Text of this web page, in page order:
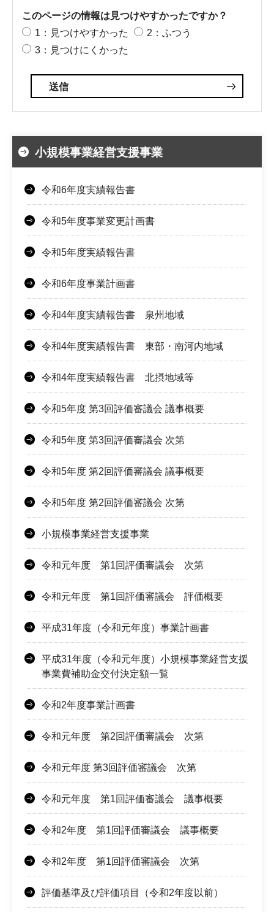
このページの情報は見つけやすかったですか？
1：見つけやすかった
2：ふつう
3：見つけにくかった
小規模事業経営支援事業
令和6年度実績報告書
令和5年度事業変更計画書
令和5年度実績報告書
令和6年度事業計画書
令和4年度実績報告書 泉州地域
令和4年度実績報告書 東部・南河内地域
令和4年度実績報告書 北摂地域等
令和5年度 第3回評価審議会 議事概要
令和5年度 第3回評価審議会 次第
令和5年度 第2回評価審議会 議事概要
令和5年度 第2回評価審議会 次第
小規模事業経営支援事業
令和元年度 第1回評価審議会 次第
令和元年度 第1回評価審議会 評価概要
平成31年度（令和元年度）事業計画書
平成31年度（令和元年度）小規模事業経営支援
事業費補助金交付決定額一覧
令和2年度事業計画書
令和元年度 第2回評価審議会 次第
令和元年度 第3回評価審議会 次第
令和元年度 第1回評価審議会 議事概要
令和2年度 第1回評価審議会 議事概要
令和2年度 第1回評価審議会 次第
評価基準及び評価項目（令和2年度以前）